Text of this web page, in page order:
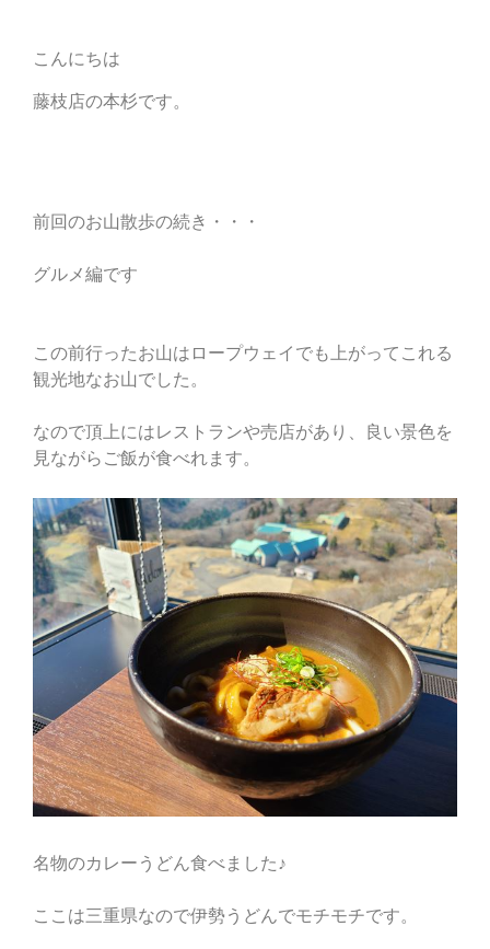
こんにちは
藤枝店の本杉です。
前回のお山散歩の続き・・・
グルメ編です
この前行ったお山はロープウェイでも上がってこれる
観光地なお山でした。
なので頂上にはレストランや売店があり、良い景色を
見ながらご飯が食べれます。
名物のカレーうどん食べました♪
ここは三重県なので伊勢うどんでモチモチです。